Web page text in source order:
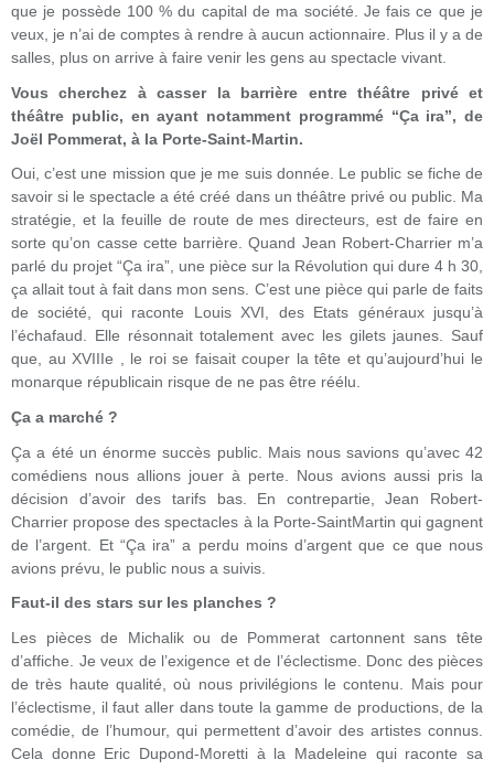
que je possède 100 % du capital de ma société. Je fais ce que je
veux, je n’ai de comptes à rendre à aucun actionnaire. Plus il y a de
salles, plus on arrive à faire venir les gens au spectacle vivant.
Vous cherchez à casser la barrière entre théâtre privé et
théâtre public, en ayant notamment programmé “Ça ira”, de
Joël Pommerat, à la Porte-Saint-Martin.
Oui, c’est une mission que je me suis donnée. Le public se fiche de
savoir si le spectacle a été créé dans un théâtre privé ou public. Ma
stratégie, et la feuille de route de mes directeurs, est de faire en
sorte qu’on casse cette barrière. Quand Jean Robert-Charrier m’a
parlé du projet “Ça ira”, une pièce sur la Révolution qui dure 4 h 30,
ça allait tout à fait dans mon sens. C’est une pièce qui parle de faits
de société, qui raconte Louis XVI, des Etats généraux jusqu’à
l’échafaud. Elle résonnait totalement avec les gilets jaunes. Sauf
que, au XVIIIe , le roi se faisait couper la tête et qu’aujourd’hui le
monarque républicain risque de ne pas être réélu.
Ça a marché ?
Ça a été un énorme succès public. Mais nous savions qu’avec 42
comédiens nous allions jouer à perte. Nous avions aussi pris la
décision d’avoir des tarifs bas. En contrepartie, Jean Robert-
Charrier propose des spectacles à la Porte-SaintMartin qui gagnent
de l’argent. Et “Ça ira” a perdu moins d’argent que ce que nous
avions prévu, le public nous a suivis.
Faut-il des stars sur les planches ?
Les pièces de Michalik ou de Pommerat cartonnent sans tête
d’affiche. Je veux de l’exigence et de l’éclectisme. Donc des pièces
de très haute qualité, où nous privilégions le contenu. Mais pour
l’éclectisme, il faut aller dans toute la gamme de productions, de la
comédie, de l’humour, qui permettent d’avoir des artistes connus.
Cela donne Eric Dupond-Moretti à la Madeleine qui raconte sa